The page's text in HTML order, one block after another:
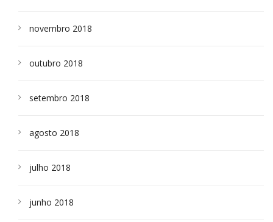
novembro 2018
outubro 2018
setembro 2018
agosto 2018
julho 2018
junho 2018